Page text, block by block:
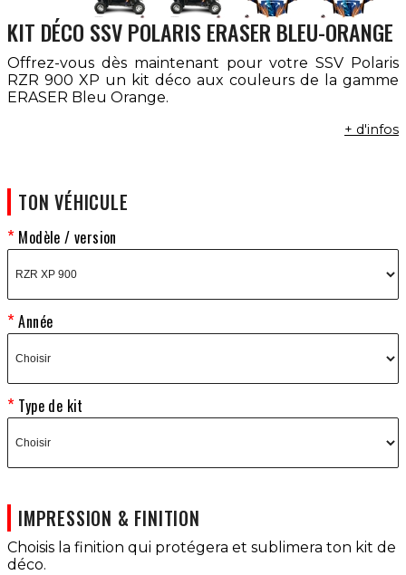
KIT DÉCO SSV POLARIS ERASER BLEU-ORANGE
Offrez-vous dès maintenant pour votre SSV Polaris
RZR 900 XP un kit déco aux couleurs de la gamme
ERASER Bleu Orange.
+ d'infos
TON VÉHICULE
Modèle / version
Année
Type de kit
IMPRESSION & FINITION
Choisis la finition qui protégera et sublimera ton kit de
déco.